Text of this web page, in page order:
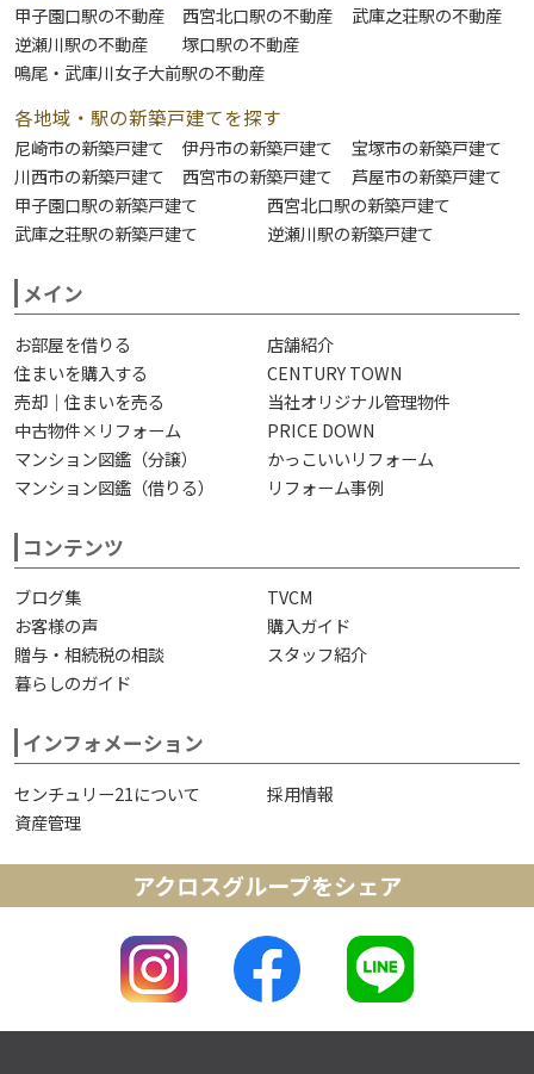
甲子園口駅の不動産 西宮北口駅の不動産
武庫之荘駅の不動産
逆瀬川駅の不動産
塚口駅の不動産
鳴尾・武庫川女子大前駅の不動産
各地域・駅の新築戸建てを探す
尼崎市の新築戸建て 伊丹市の新築戸建て
宝塚市の新築戸建て
川西市の新築戸建て
西宮市の新築戸建て
芦屋市の新築戸建て
甲子園口駅の新築戸建て
西宮北口駅の新築戸建て
武庫之荘駅の新築戸建て
逆瀬川駅の新築戸建て
メイン
お部屋を借りる
店舗紹介
住まいを購入する
CENTURY TOWN
売却｜住まいを売る
当社オリジナル管理物件
中古物件×リフォーム
PRICE DOWN
マンション図鑑（分譲）
かっこいいリフォーム
マンション図鑑（借りる）
リフォーム事例
コンテンツ
ブログ集
TVCM
お客様の声
購入ガイド
贈与・相続税の相談
スタッフ紹介
暮らしのガイド
インフォメーション
センチュリー21について
採用情報
資産管理
アクロスグループをシェア